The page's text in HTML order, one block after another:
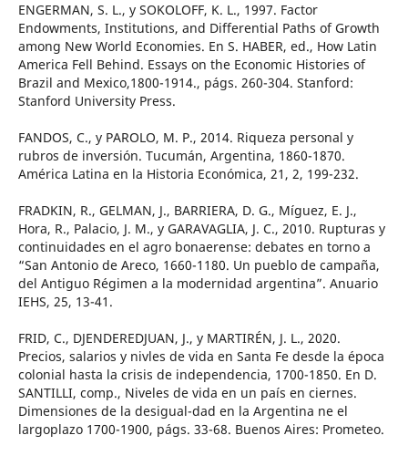
ENGERMAN, S. L., y SOKOLOFF, K. L., 1997. Factor
Endowments, Institutions, and Differential Paths of Growth
among New World Economies. En S. HABER, ed., How Latin
America Fell Behind. Essays on the Economic Histories of
Brazil and Mexico,1800-1914., págs. 260-304. Stanford:
Stanford University Press.
FANDOS, C., y PAROLO, M. P., 2014. Riqueza personal y
rubros de inversión. Tucumán, Argentina, 1860-1870.
América Latina en la Historia Económica, 21, 2, 199-232.
FRADKIN, R., GELMAN, J., BARRIERA, D. G., Míguez, E. J.,
Hora, R., Palacio, J. M., y GARAVAGLIA, J. C., 2010. Rupturas y
continuidades en el agro bonaerense: debates en torno a
“San Antonio de Areco, 1660-1180. Un pueblo de campaña,
del Antiguo Régimen a la modernidad argentina”. Anuario
IEHS, 25, 13-41.
FRID, C., DJENDEREDJUAN, J., y MARTIRÉN, J. L., 2020.
Precios, salarios y nivles de vida en Santa Fe desde la época
colonial hasta la crisis de independencia, 1700-1850. En D.
SANTILLI, comp., Niveles de vida en un país en ciernes.
Dimensiones de la desigual-dad en la Argentina ne el
largoplazo 1700-1900, págs. 33-68. Buenos Aires: Prometeo.